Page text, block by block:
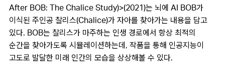
After BOB: The Chalice Study)>(2021)는 뇌에 AI BOB가
이식된 주인공 찰리스(Chalice)가 자아를 찾아가는 내용을 담고
있다. BOB는 찰리스가 마주하는 인생 경로에서 항상 최적의
순간을 찾아가도록 시뮬레이션하는데, 작품을 통해 인공지능이
고도로 발달한 미래 인간의 모습을 상상해볼 수 있다.